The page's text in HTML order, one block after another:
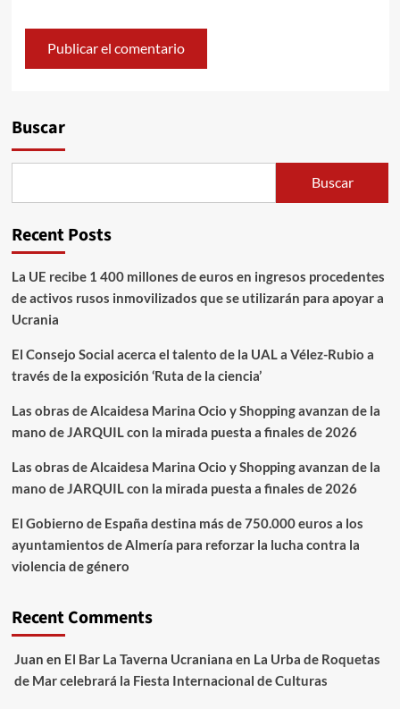
Buscar
Buscar
Recent Posts
La UE recibe 1 400 millones de euros en ingresos procedentes
de activos rusos inmovilizados que se utilizarán para apoyar a
Ucrania
El Consejo Social acerca el talento de la UAL a Vélez-Rubio a
través de la exposición ‘Ruta de la ciencia’
Las obras de Alcaidesa Marina Ocio y Shopping avanzan de la
mano de JARQUIL con la mirada puesta a finales de 2026
Las obras de Alcaidesa Marina Ocio y Shopping avanzan de la
mano de JARQUIL con la mirada puesta a finales de 2026
El Gobierno de España destina más de 750.000 euros a los
ayuntamientos de Almería para reforzar la lucha contra la
violencia de género
Recent Comments
Juan en El Bar La Taverna Ucraniana en La Urba de Roquetas
de Mar celebrará la Fiesta Internacional de Culturas